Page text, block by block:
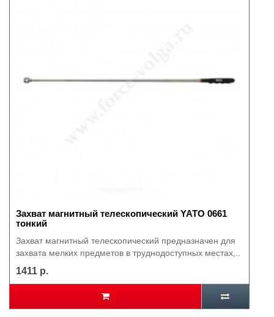
Захват магнитный телескопический YATO 0661
тонкий
Захват магнитный телескопический предназначен для
захвата мелких предметов в труднодоступных местах,..
1411 р.